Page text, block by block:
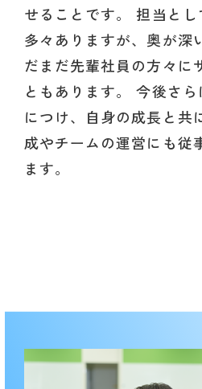
せることです。 担当と
多々ありますが、奥が深
だまだ先輩社員の方々に
ともあります。 今後さ
につけ、自身の成長と共
成やチームの運営にも従
ます。